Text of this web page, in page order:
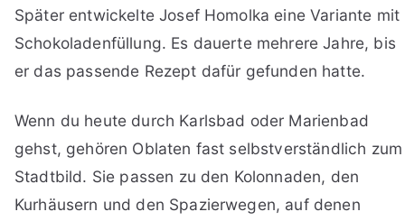
Später entwickelte Josef Homolka eine Variante mit
Schokoladenfüllung. Es dauerte mehrere Jahre, bis
er das passende Rezept dafür gefunden hatte.
Wenn du heute durch Karlsbad oder Marienbad
gehst, gehören Oblaten fast selbstverständlich zum
Stadtbild. Sie passen zu den Kolonnaden, den
Kurhäusern und den Spazierwegen, auf denen